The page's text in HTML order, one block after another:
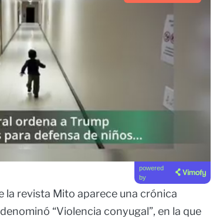
powered
by
la revista Mito aparece una crónica
“Violencia conyugal”, en la que